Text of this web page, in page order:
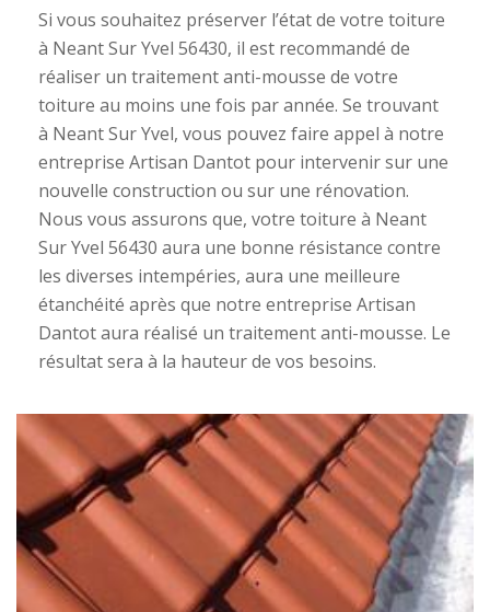
Si vous souhaitez préserver l’état de votre toiture
à Neant Sur Yvel 56430, il est recommandé de
réaliser un traitement anti-mousse de votre
toiture au moins une fois par année. Se trouvant
à Neant Sur Yvel, vous pouvez faire appel à notre
entreprise Artisan Dantot pour intervenir sur une
nouvelle construction ou sur une rénovation.
Nous vous assurons que, votre toiture à Neant
Sur Yvel 56430 aura une bonne résistance contre
les diverses intempéries, aura une meilleure
étanchéité après que notre entreprise Artisan
Dantot aura réalisé un traitement anti-mousse. Le
résultat sera à la hauteur de vos besoins.